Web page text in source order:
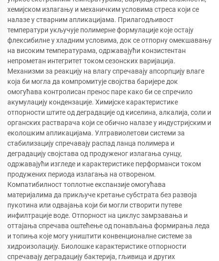
хемијском излагању и механичким условима стреса који се
налазе у стварним апликацијама. Прилагодљивост
температури укључује полимерне формулације које остају
флексибилне у хладним условима, док се отпорну омекшавању
на високим температурама, одржавајући конзистентан
непрометан интегритет током сезонских варијација.
Механизми за реакцију на влагу спречавају апсорпцију влаге
која би могла да компромитује својства баријере док
омогућава контролисан пренос паре како би се спречило
акумулацију кондензације. Химијске карактеристике
отпорности штите од деградације од киселина, алкалија, соли и
органских растварача који се обично налазе у индустријским и
еколошким апликацијама. Ултравиолетови системи за
стабилизацију спречавају распад ланца полимера и
деградацију својстава од продуженог излагања сунцу,
одржавајући изгледе и карактеристике перформанси током
продужених периода излагања на отвореном.
Компатибилност топлотне експанзије омогућава
материјалима да прикључе кретање субстрата без развоја
пукотина или одвајања који би могли створити путеве
инфилтрације воде. Отпорност на циклус замрзавања и
оттајања спречава оштећење од понављања формирања леда
и топиња које могу уништити конвенционалне системе за
хидроизолацију. Биолошке карактеристике отпорности
спречавају деградацију бактерија, гљивица и других